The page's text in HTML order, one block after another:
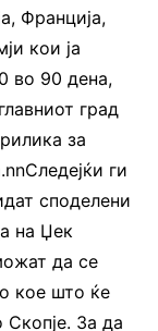
Франција,
кои ја
во 90 дена,
град
за
ги
споделени
на Џек
да се
кое што ќе
Скопје. За да